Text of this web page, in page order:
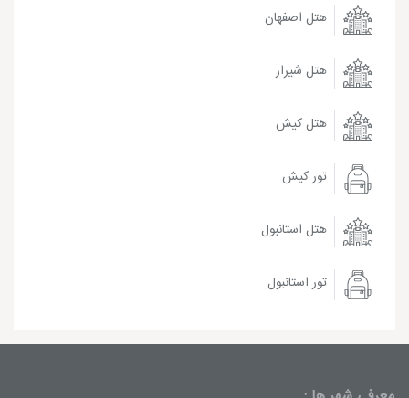
هتل اصفهان
هتل شیراز
هتل کیش
تور کیش
هتل استانبول
تور استانبول